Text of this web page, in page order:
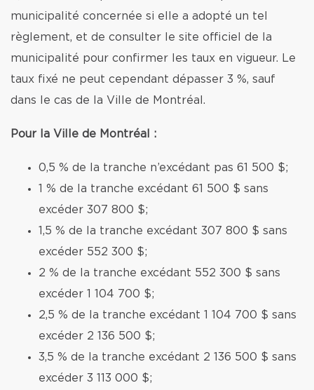
municipalité concernée si elle a adopté un tel
règlement, et de consulter le site officiel de la
municipalité pour confirmer les taux en vigueur. Le
taux fixé ne peut cependant dépasser 3 %, sauf
dans le cas de la Ville de Montréal.
Pour la Ville de Montréal :
0,5 % de la tranche n’excédant pas 61 500 $;
1 % de la tranche excédant 61 500 $ sans
excéder 307 800 $;
1,5 % de la tranche excédant 307 800 $ sans
excéder 552 300 $;
2 % de la tranche excédant 552 300 $ sans
excéder 1 104 700 $;
2,5 % de la tranche excédant 1 104 700 $ sans
excéder 2 136 500 $;
3,5 % de la tranche excédant 2 136 500 $ sans
excéder 3 113 000 $;